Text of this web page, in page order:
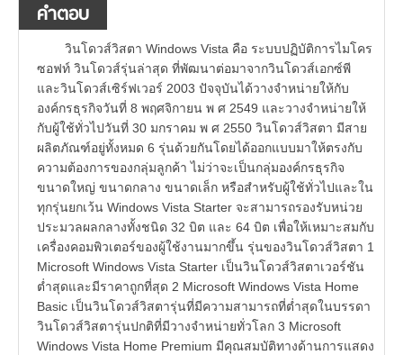
คำตอบ
วินโดวส์วิสตา Windows Vista คือ ระบบปฏิบัติการไมโคร
ซอฟท์ วินโดวส์รุ่นล่าสุด ที่พัฒนาต่อมาจากวินโดวส์เอกซ์พี
และวินโดวส์เซิร์ฟเวอร์ 2003 ปัจจุบันได้วางจำหน่ายให้กับ
องค์กรธุรกิจวันที่ 8 พฤศจิกายน พ ศ 2549 และวางจำหน่ายให้
กับผู้ใช้ทั่วไปวันที่ 30 มกราคม พ ศ 2550 วินโดวส์วิสตา มีสาย
ผลิตภัณฑ์อยู่ทั้งหมด 6 รุ่นด้วยกันโดยได้ออกแบบมาให้ตรงกับ
ความต้องการของกลุ่มลูกค้า ไม่ว่าจะเป็นกลุ่มองค์กรธุรกิจ
ขนาดใหญ่ ขนาดกลาง ขนาดเล็ก หรือสำหรับผู้ใช้ทั่วไปและใน
ทุกรุ่นยกเว้น Windows Vista Starter จะสามารถรองรับหน่วย
ประมวลผลกลางทั้งชนิด 32 บิต และ 64 บิต เพื่อให้เหมาะสมกับ
เครื่องคอมพิวเตอร์ของผู้ใช้งานมากขึ้น รุ่นของวินโดวส์วิสตา 1
Microsoft Windows Vista Starter เป็นวินโดวส์วิสตาเวอร์ชัน
ต่ำสุดและมีราคาถูกที่สุด 2 Microsoft Windows Vista Home
Basic เป็นวินโดวส์วิสตารุ่นที่มีความสามารถที่ต่ำสุดในบรรดา
วินโดวส์วิสตารุ่นปกติที่มีวางจำหน่ายทั่วโลก 3 Microsoft
Windows Vista Home Premium มีคุณสมบัติทางด้านการแสดง